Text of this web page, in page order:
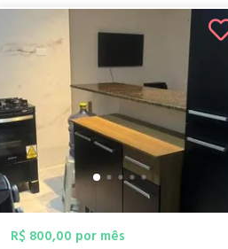
R$ 800,00 por mês